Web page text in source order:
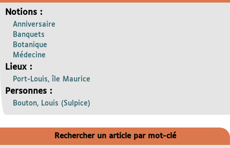
Notions :
Anniversaire
Banquets
Botanique
Médecine
Lieux :
Port-Louis, île Maurice
Personnes :
Bouton, Louis (Sulpice)
Rechercher un article par mot-clé